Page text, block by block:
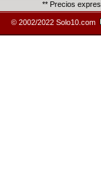
** Precios
© 2002/2022 Solo10.com